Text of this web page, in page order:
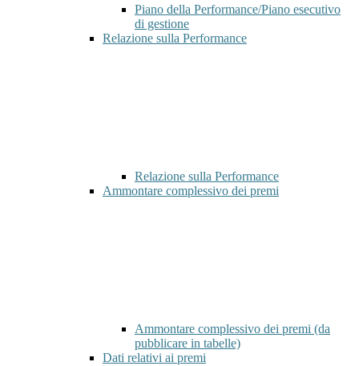
Piano della Performance/Piano esecutivo
di gestione
Relazione sulla Performance
Relazione sulla Performance
Ammontare complessivo dei premi
Ammontare complessivo dei premi (da
pubblicare in tabelle)
Dati relativi ai premi